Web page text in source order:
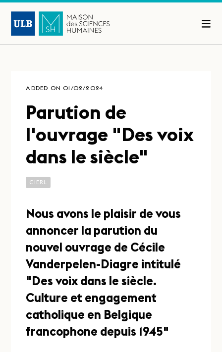
ADDED ON 01/02/2024
Parution de
l'ouvrage "Des voix
dans le siècle"
CIERL
Nous avons le plaisir de vous
annoncer la parution du
nouvel ouvrage de Cécile
Vanderpelen-Diagre intitulé
"Des voix dans le siècle.
Culture et engagement
catholique en Belgique
francophone depuis 1945"